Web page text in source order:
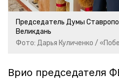
Председатель Думы
Великдань
Фото: Дарья Куличенко /
Врио председателя